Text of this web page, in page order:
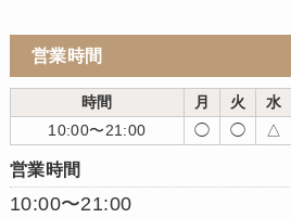
営業時間
時間 月 火 水
10:00〜21:00
◯ ◯ △
営業時間
10:00〜21:00